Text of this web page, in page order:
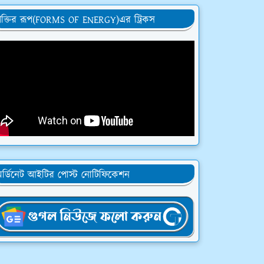
রূপ(FORMS OF ENERGY)এর ট্রিকস
আইটির পোস্ট নোটিফিকেশন